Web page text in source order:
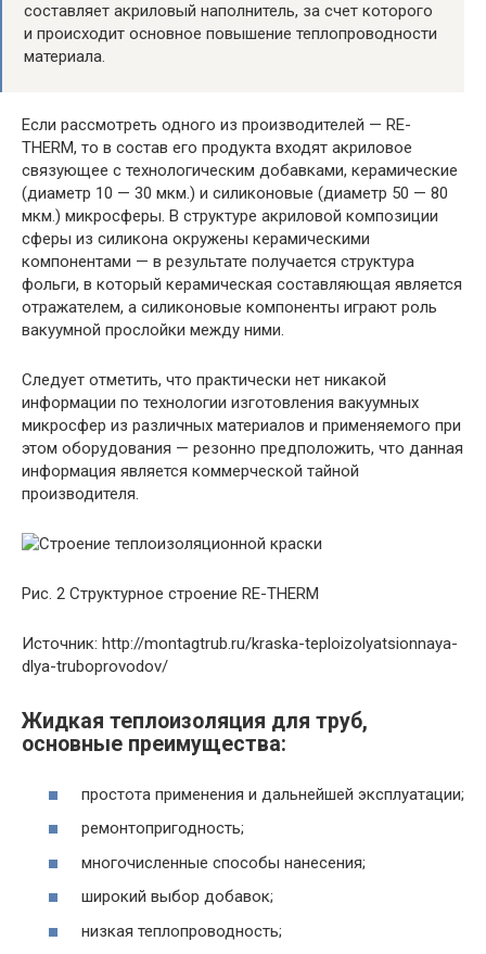
составляет акриловый наполнитель, за счет которого
и происходит основное повышение теплопроводности
материала.
Если рассмотреть одного из производителей — RE-
THERM, то в состав его продукта входят акриловое
связующее с технологическим добавками, керамические
(диаметр 10 — 30 мкм.) и силиконовые (диаметр 50 — 80
мкм.) микросферы. В структуре акриловой композиции
сферы из силикона окружены керамическими
компонентами — в результате получается структура
фольги, в который керамическая составляющая является
отражателем, а силиконовые компоненты играют роль
вакуумной прослойки между ними.
Следует отметить, что практически нет никакой
информации по технологии изготовления вакуумных
микросфер из различных материалов и применяемого при
этом оборудования — резонно предположить, что данная
информация является коммерческой тайной
производителя.
Рис. 2 Структурное строение RE-THERM
Источник: http://montagtrub.ru/kraska-teploizolyatsionnaya-
dlya-truboprovodov/
Жидкая теплоизоляция для труб,
основные преимущества:
простота применения и дальнейшей эксплуатации;
ремонтопригодность;
многочисленные способы нанесения;
широкий выбор добавок;
низкая теплопроводность;